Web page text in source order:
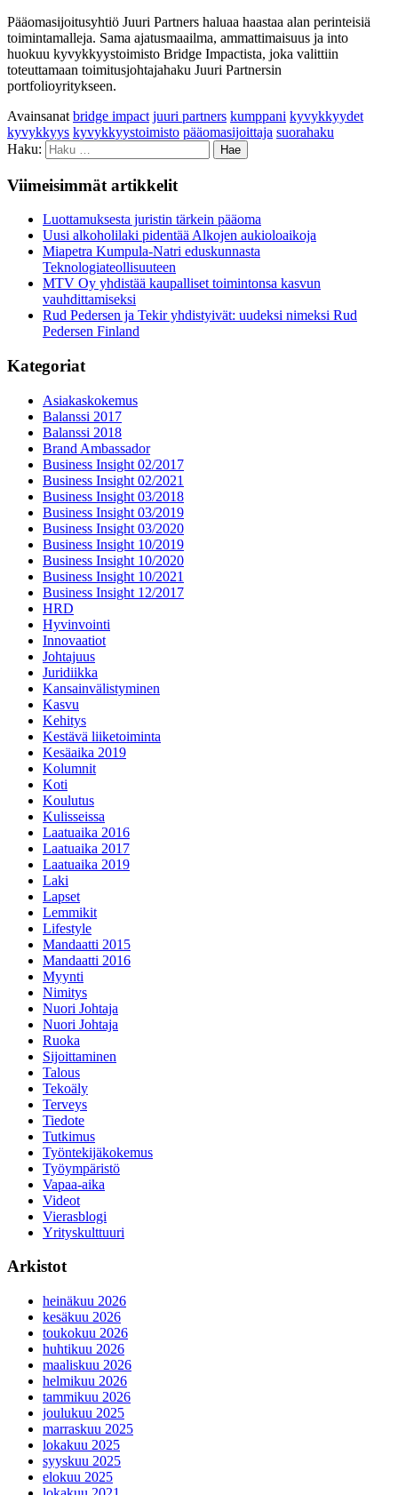
Pääomasijoitusyhtiö Juuri Partners haluaa haastaa alan perinteisiä
toimintamalleja. Sama ajatusmaailma, ammattimaisuus ja into
huokuu kyvykkyystoimisto Bridge Impactista, joka valittiin
toteuttamaan toimitusjohtajahaku Juuri Partnersin
portfolioyritykseen.
Avainsanat bridge impact juuri partners kumppani kyvykkyydet
kyvykkyys kyvykkyystoimisto pääomasijoittaja suorahaku
Haku:
Viimeisimmät artikkelit
Luottamuksesta juristin tärkein pääoma
Uusi alkoholilaki pidentää Alkojen aukioloaikoja
Miapetra Kumpula-Natri eduskunnasta
Teknologiateollisuuteen
MTV Oy yhdistää kaupalliset toimintonsa kasvun
vauhdittamiseksi
Rud Pedersen ja Tekir yhdistyivät: uudeksi nimeksi Rud
Pedersen Finland
Kategoriat
Asiakaskokemus
Balanssi 2017
Balanssi 2018
Brand Ambassador
Business Insight 02/2017
Business Insight 02/2021
Business Insight 03/2018
Business Insight 03/2019
Business Insight 03/2020
Business Insight 10/2019
Business Insight 10/2020
Business Insight 10/2021
Business Insight 12/2017
HRD
Hyvinvointi
Innovaatiot
Johtajuus
Juridiikka
Kansainvälistyminen
Kasvu
Kehitys
Kestävä liiketoiminta
Kesäaika 2019
Kolumnit
Koti
Koulutus
Kulisseissa
Laatuaika 2016
Laatuaika 2017
Laatuaika 2019
Laki
Lapset
Lemmikit
Lifestyle
Mandaatti 2015
Mandaatti 2016
Myynti
Nimitys
Nuori Johtaja
Nuori Johtaja
Ruoka
Sijoittaminen
Talous
Tekoäly
Terveys
Tiedote
Tutkimus
Työntekijäkokemus
Työympäristö
Vapaa-aika
Videot
Vierasblogi
Yrityskulttuuri
Arkistot
heinäkuu 2026
kesäkuu 2026
toukokuu 2026
huhtikuu 2026
maaliskuu 2026
helmikuu 2026
tammikuu 2026
joulukuu 2025
marraskuu 2025
lokakuu 2025
syyskuu 2025
elokuu 2025